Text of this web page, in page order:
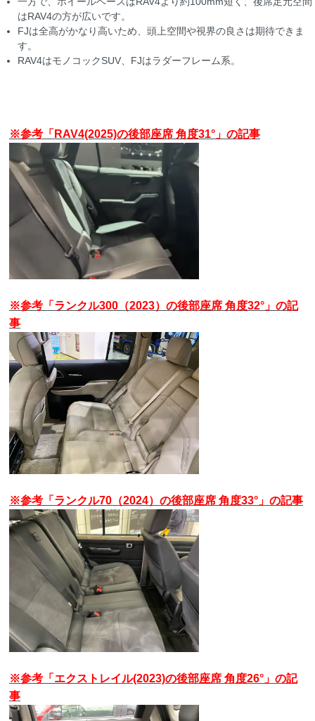
はRAV4の方が広いです。
FJは全高がかなり高いため、頭上空間や視界の良さは期待できま
す。
RAV4はモノコックSUV、FJはラダーフレーム系。
※参考「RAV4(2025)の後部座席 角度31°」の記事
※参考「ランクル300（2023）の後部座席 角度32°」の記
事
※参考「ランクル70（2024）の後部座席 角度33°」の記事
※参考「エクストレイル(2023)の後部座席 角度26°」の記
事